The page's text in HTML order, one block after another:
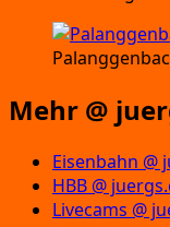
Mehr @
Eisenbahn @
HBB @
Livecams @